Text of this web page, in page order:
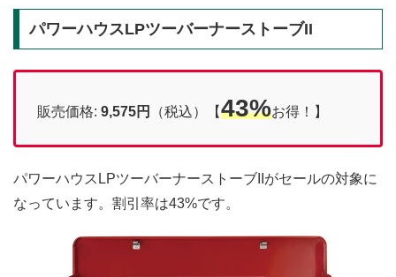
パワーハウスLPツーバーナーストーブII
販売価格: 9,575円 （税込）【43%お得！】
パワーハウスLPツーバーナーストーブIIがセールの対象に
なっています。割引率は43%です。